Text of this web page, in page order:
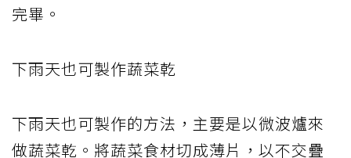
完畢。
下雨天也可製作蔬菜乾
下雨天也可製作的方法，主要是以微波爐來
做蔬菜乾。將蔬菜食材切成薄片，以不交疊